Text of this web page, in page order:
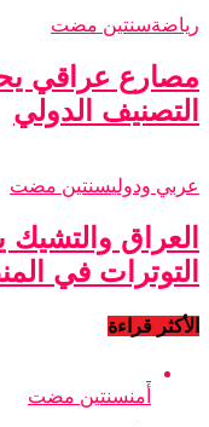
رياضةسنتين مضت
مصارع عراقي
التصنيف الدولي
عربي ودوليسنتين مضت
العراق
التوترات في
الأكثر قراءة
أمنسنتين مضت